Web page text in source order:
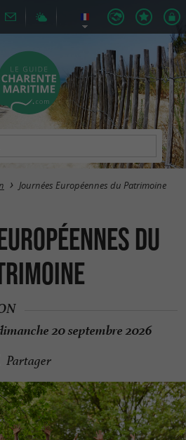
Journées Européennes du Patrimoine
du
20 septembre 2026
Partager